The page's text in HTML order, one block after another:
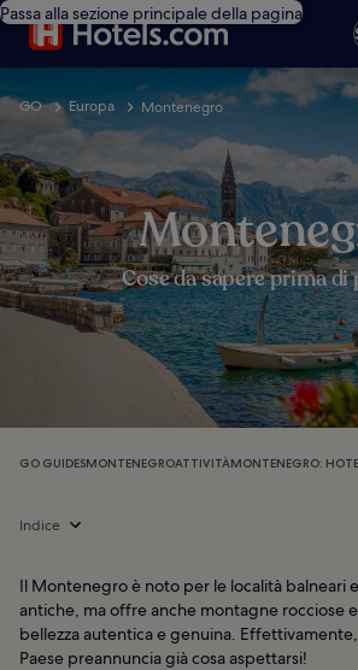
Passa alla sezione principale della pagina
GO Europa Montenegro
Cose da sapere prima
GO GUIDESMONTENEGROATTIVITÀMONTENEGRO:
Indice
Il Montenegro è noto per le località balneari
antiche, ma offre anche montagne rocciose
bellezza autentica e genuina.
Paese preannuncia già cosa aspettarsi!